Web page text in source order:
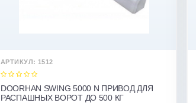
АРТИКУЛ: 1512
DOORHAN SWING 5000 N ПРИВОД ДЛЯ
РАСПАШНЫХ ВОРОТ ДО 500 КГ